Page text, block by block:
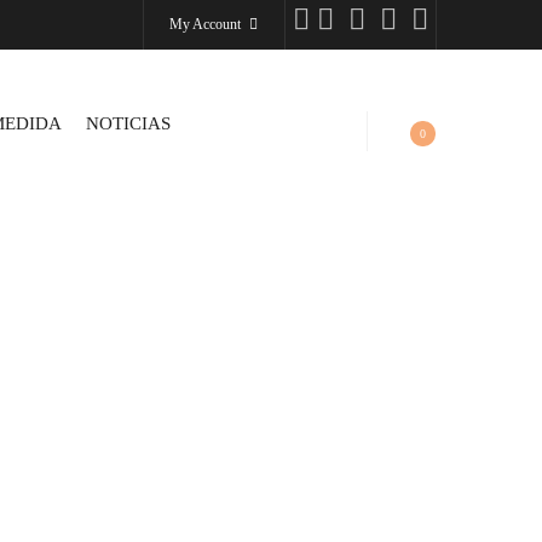
My Account
NOTICIAS
0